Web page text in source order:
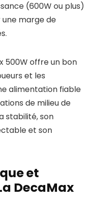
(600W ou plus)
marge de
500W offre un bon
et les
alimentation fiable
de milieu de
stabilité, son
et son
et
DecaMax